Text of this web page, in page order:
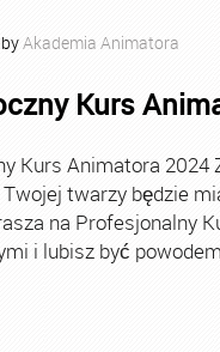
byAkademia Animatora
Kurs
Kurs Animatora 2024
twarzy będzie
na Profesjonalny
i lubisz być